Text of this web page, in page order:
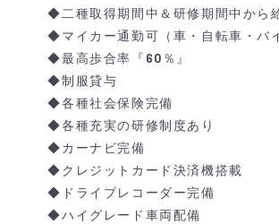
◆二種取得期間中＆研修期間中から
◆マイカー通勤可（車・自転車・バ
◆最高歩合率『60％』
◆制服貸与
◆各種社会保険完備
◆各種充実の研修制度あり
◆カーナビ完備
◆クレジットカード決済機搭載
◆ドライブレコーダー完備
◆ハイグレード車両配備